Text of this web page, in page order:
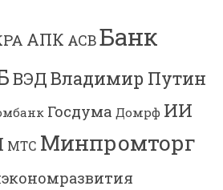
АПК АСВБанк
ВЭДВладимир Путин
Госдума Домрф ИИ
МТС Минпромторг